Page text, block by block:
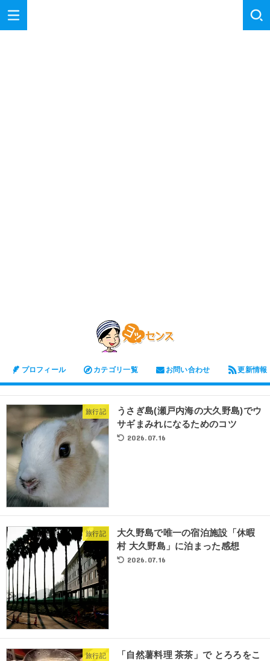
プロフィール カテゴリ一覧 お問い合わせ 更新情報
旅行記
うさぎ島(瀬戸内海の大久野島)でウ
サギまみれになるためのコツ
2026.07.16
旅行記
大久野島で唯一の宿泊施設「休暇
村 大久野島」に泊まった感想
2026.07.16
旅行記
「自然薯料理 茶茶」で とろろをこ